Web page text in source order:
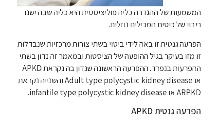
המשמעות של ההגדרה כליה פוליציסטית היא כליה שבה ישנו
ריבוי של כיסים המכילים נוזלים.
הפרעה גנטית זו באה לידי ביטוי בשתי צורות מרכזיות שנבדלות
זו מזו בעיקר בגיל ההופעה של הציסטות ובמאמר זה נדון בשתי
ההפרעות בנפרד. ההפרעה הראשונה שנדון בה נקראת APKD
או Adult type polycystic kidney disease והשנייה נקראת
ARPKD או infantile type polycystic kidney disease.
הפרעה גנטית APKD